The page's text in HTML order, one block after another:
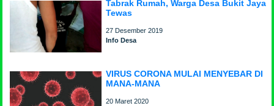
Tabrak Rumah, Warga Desa Bukit Jaya
Tewas
27 Desember 2019
Info Desa
VIRUS CORONA MULAI MENYEBAR DI
MANA-MANA
20 Maret 2020